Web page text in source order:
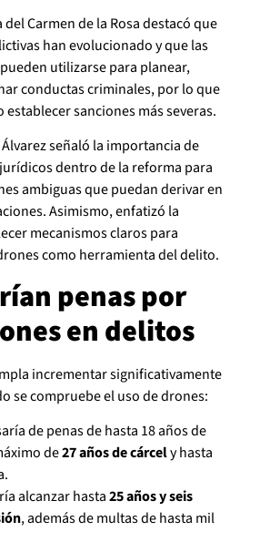
Carmen de la Rosa destacó que
han evolucionado y que las
utilizarse para planear,
conductas criminales, por lo que
sanciones más severas.
señaló la importancia de
dentro de la reforma para
ambiguas que puedan derivar en
Asimismo, enfatizó la
mecanismos claros para
como herramienta del delito.
penas por
en delitos
incrementar significativamente
se compruebe el uso de drones:
de penas de hasta 18 años de
de27 años de cárcely hasta
alcanzar hasta25 años y seis
, además de multas de hasta mil